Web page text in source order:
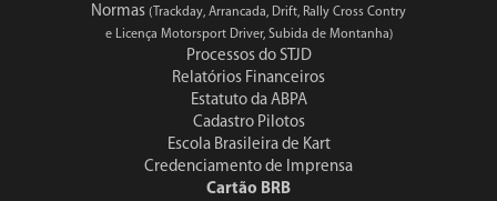
Normas (Trackday, Arrancada, Drift, Rally Cross Contry
e Licença Motorsport Driver, Subida de Montanha)
Processos do STJD
Relatórios Financeiros
Estatuto da ABPA
Cadastro Pilotos
Escola Brasileira de Kart
Credenciamento de Imprensa
Cartão BRB